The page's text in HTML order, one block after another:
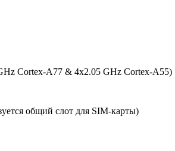
Cortex-A77 & 4x2.05 GHz Cortex-A55)
общий слот для SIM-карты)